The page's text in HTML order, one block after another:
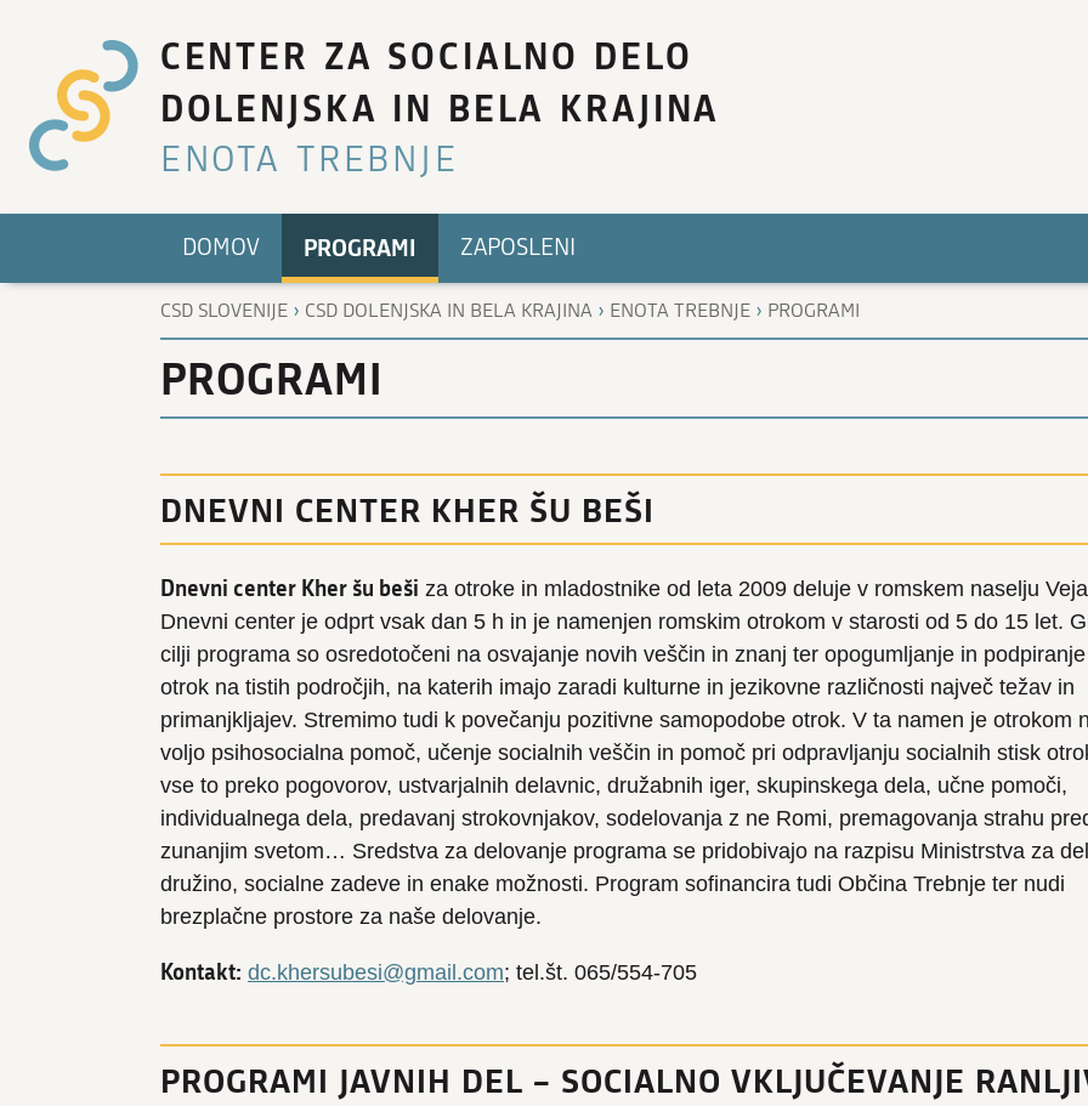
CENTER ZA SOCIALNO DELO
DOLENJSKA IN BELA KRAJINA
ENOTA TREBNJE
DOMOV PROGRAMI ZAPOSLENI
CSD SLOVENIJE › CSD DOLENJSKA IN BELA KRAJINA › ENOTA TREBNJE › PROGRAMI
PROGRAMI
DNEVNI CENTER KHER ŠU BEŠI
Dnevni center Kher šu beši za otroke in mladostnike od leta 2009 deluje v romskem naselju
Dnevni center je odprt vsak dan 5 h in je namenjen romskim otrokom v starosti od 5 do 15 let.
cilji programa so osredotočeni na osvajanje novih veščin in znanj ter opogumljanje in podpiranje
otrok na tistih področjih, na katerih imajo zaradi kulturne in jezikovne različnosti največ težav in
primanjkljajev. Stremimo tudi k povečanju pozitivne samopodobe otrok. V ta namen je otrokom
voljo psihosocialna pomoč, učenje socialnih veščin in pomoč pri odpravljanju socialnih stisk
vse to preko pogovorov, ustvarjalnih delavnic, družabnih iger, skupinskega dela, učne pomoči,
individualnega dela, predavanj strokovnjakov, sodelovanja z ne Romi, premagovanja strahu
zunanjim svetom… Sredstva za delovanje programa se pridobivajo na razpisu Ministrstva za
družino, socialne zadeve in enake možnosti. Program sofinancira tudi Občina Trebnje ter nudi
brezplačne prostore za naše delovanje.
Kontakt: dc.khersubesi@gmail.com; tel.št. 065/554-705
PROGRAMI JAVNIH DEL – SOCIALNO VKLJUČEVANJE